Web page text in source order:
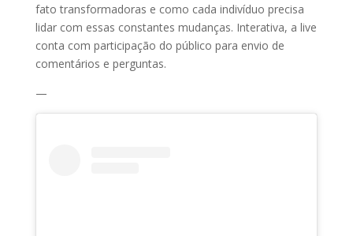
fato transformadoras e como cada indivíduo precisa
lidar com essas constantes mudanças. Interativa, a live
conta com participação do público para envio de
comentários e perguntas.
—